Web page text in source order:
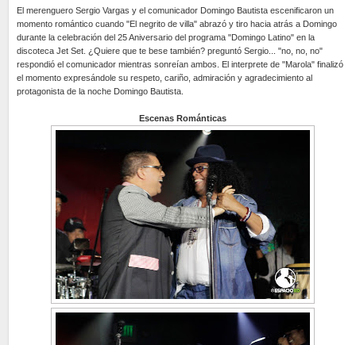
El merenguero Sergio Vargas y el comunicador Domingo Bautista escenificaron un
momento romántico cuando "El negrito de villa" abrazó y tiro hacia atrás a Domingo
durante la celebración del 25 Aniversario del programa "Domingo Latino" en la
discoteca Jet Set. ¿Quiere que te bese también? preguntó Sergio... "no, no, no"
respondió el comunicador mientras sonreían ambos. El interprete de "Marola" finalizó
el momento expresándole su respeto, cariño, admiración y agradecimiento al
protagonista de la noche Domingo Bautista.
Escenas Románticas